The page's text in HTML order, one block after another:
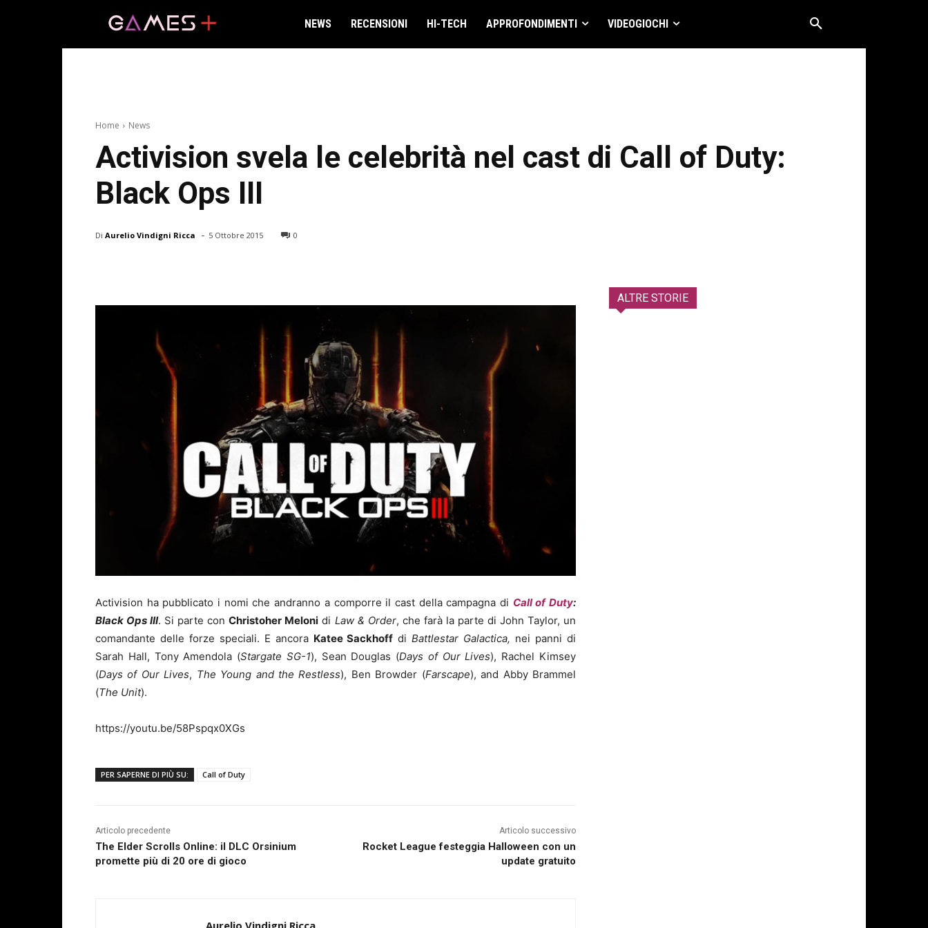
NEWS RECENSIONI HI-TECH APPROFONDIMENTI VIDEOGIOCHI
Home News
Activision svela le celebrità nel cast di Call of Duty:
Black Ops III
Di Aurelio Vindigni Ricca - 5 Ottobre 2015 0
Activision ha pubblicato i nomi che andranno a comporre il cast della campagna di Call of Duty:
Black Ops III. Si parte conChristoher Meloni di Law & Order, che farà la parte di John Taylor, un
comandante delle forze speciali. E ancora Katee Sackhoff diBattlestar Galactica, nei panni di
Sarah Hall, Tony Amendola (Stargate SG-1), Sean Douglas (Days of Our Lives), Rachel Kimsey
(Days of Our Lives, The Young and the Restless), Ben Browder (Farscape), and Abby Brammel
(The Unit).
https://youtu.be/58Pspqx0XGs
PER SAPERNE DI PIÙ SU: Call of Duty
Articolo precedente
The Elder Scrolls Online: il DLC Orsinium
promette più di 20 ore di gioco
Articolo successivo
Rocket League festeggia Halloween con un
update gratuito
Aurelio Vindigni Ricca
ALTRE STORIE